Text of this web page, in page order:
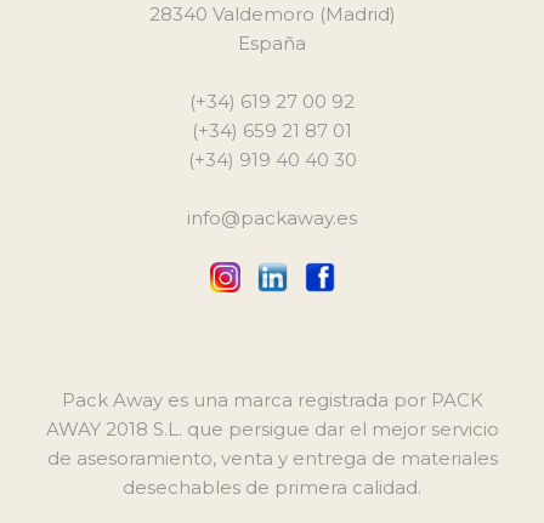
28340 Valdemoro (Madrid)
España
(+34) 619 27 00 92
(+34) 659 21 87 01
(+34) 919 40 40 30
info@packaway.es
Pack Away es una marca registrada por PACK
AWAY 2018 S.L. que persigue dar el mejor servicio
de asesoramiento, venta y entrega de materiales
desechables de primera calidad.